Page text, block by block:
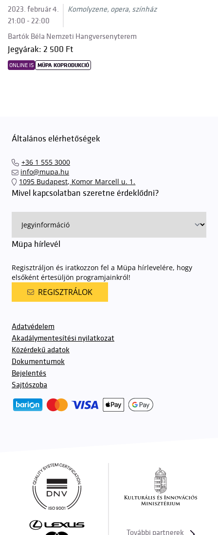
2023. február 4.
21:00 - 22:00
Komolyzene, opera, színház
Bartók Béla Nemzeti Hangversenyterem
Jegyárak: 2 500 Ft
ONLINE IS MÜPA KOPRODUKCIÓ
Általános elérhetőségek
+36 1 555 3000
info@mupa.hu
1095 Budapest, Komor Marcell u. 1.
Mivel kapcsolatban szeretne érdeklődni?
Müpa hírlevél
Regisztráljon és iratkozzon fel a Müpa hírlevelére, hogy
elsőként értesüljön programjainkról!
REGISZTRÁLOK
Adatvédelem
Akadálymentesítési nyilatkozat
Közérdekű adatok
Dokumentumok
Bejelentés
Sajtószoba
További partnerek